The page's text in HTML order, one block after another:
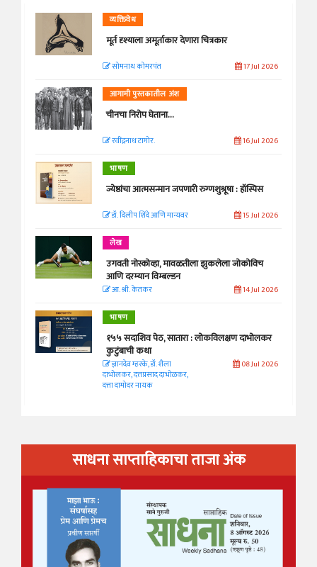
व्यक्तिवेध
मूर्त दृश्याला अमूर्ताकार देणारा चित्रकार
सोमनाथ कोमरपंत 17 Jul 2026
आगामी पुस्तकातील अंश
चीनचा निरोप घेताना...
रवींद्रनाथ टागोर. 16 Jul 2026
भाषण
ज्येष्ठांचा आत्मसन्मान जपणारी रुग्णशुश्रूषा : हॉस्पिस
डॉ. दिलीप शिंदे आणि मान्यवर 15 Jul 2026
लेख
उगवती नोस्कोव्हा, मावळतीला झुकलेला जोकोविच
आणि दरम्यान विम्बल्डन
आ. श्री. केतकर 14 Jul 2026
भाषण
१५५ सदाशिव पेठ, सातारा : लोकविलक्षण दाभोलकर
कुटुंबाची कथा
ज्ञानदेव म्हस्के, डॉ. शैला
दाभोलकर, दत्तप्रसाद दाभोळकर,
दत्ता दामोदर नायक
08 Jul 2026
साधना साप्ताहिकाचा ताजा अंक